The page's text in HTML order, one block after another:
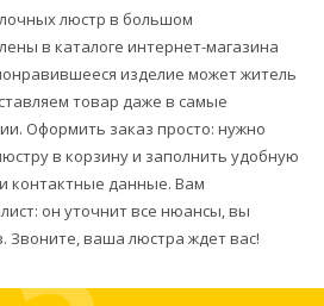
люстр в большом
в каталоге интернет-магазина
изделие может житель
товар даже в самые
Оформить заказ просто: нужно
в корзину и заполнить удобную
контактные данные. Вам
он уточнит все нюансы, вы
Звоните, ваша люстра ждет вас!